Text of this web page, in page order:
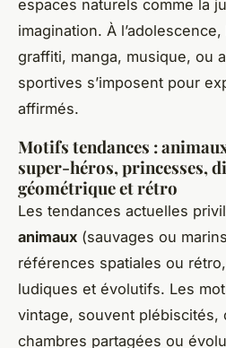
espaces naturels comme la
imagination. À
graffiti, manga, musique, ou
sportives s’imposent pour
affirmés.
Motifs tendances :
super-héros, princesses,
géométrique et rétro
Les tendances actuelles
animaux (sauvages ou
références spatiales ou
ludiques et évolutifs. Les
vintage, souvent plébiscités,
chambres partagées ou